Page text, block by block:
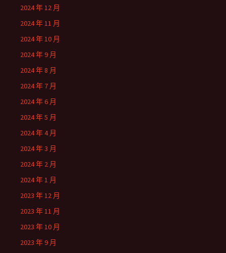
2024 年 12 月
2024 年 11 月
2024 年 10 月
2024 年 9 月
2024 年 8 月
2024 年 7 月
2024 年 6 月
2024 年 5 月
2024 年 4 月
2024 年 3 月
2024 年 2 月
2024 年 1 月
2023 年 12 月
2023 年 11 月
2023 年 10 月
2023 年 9 月